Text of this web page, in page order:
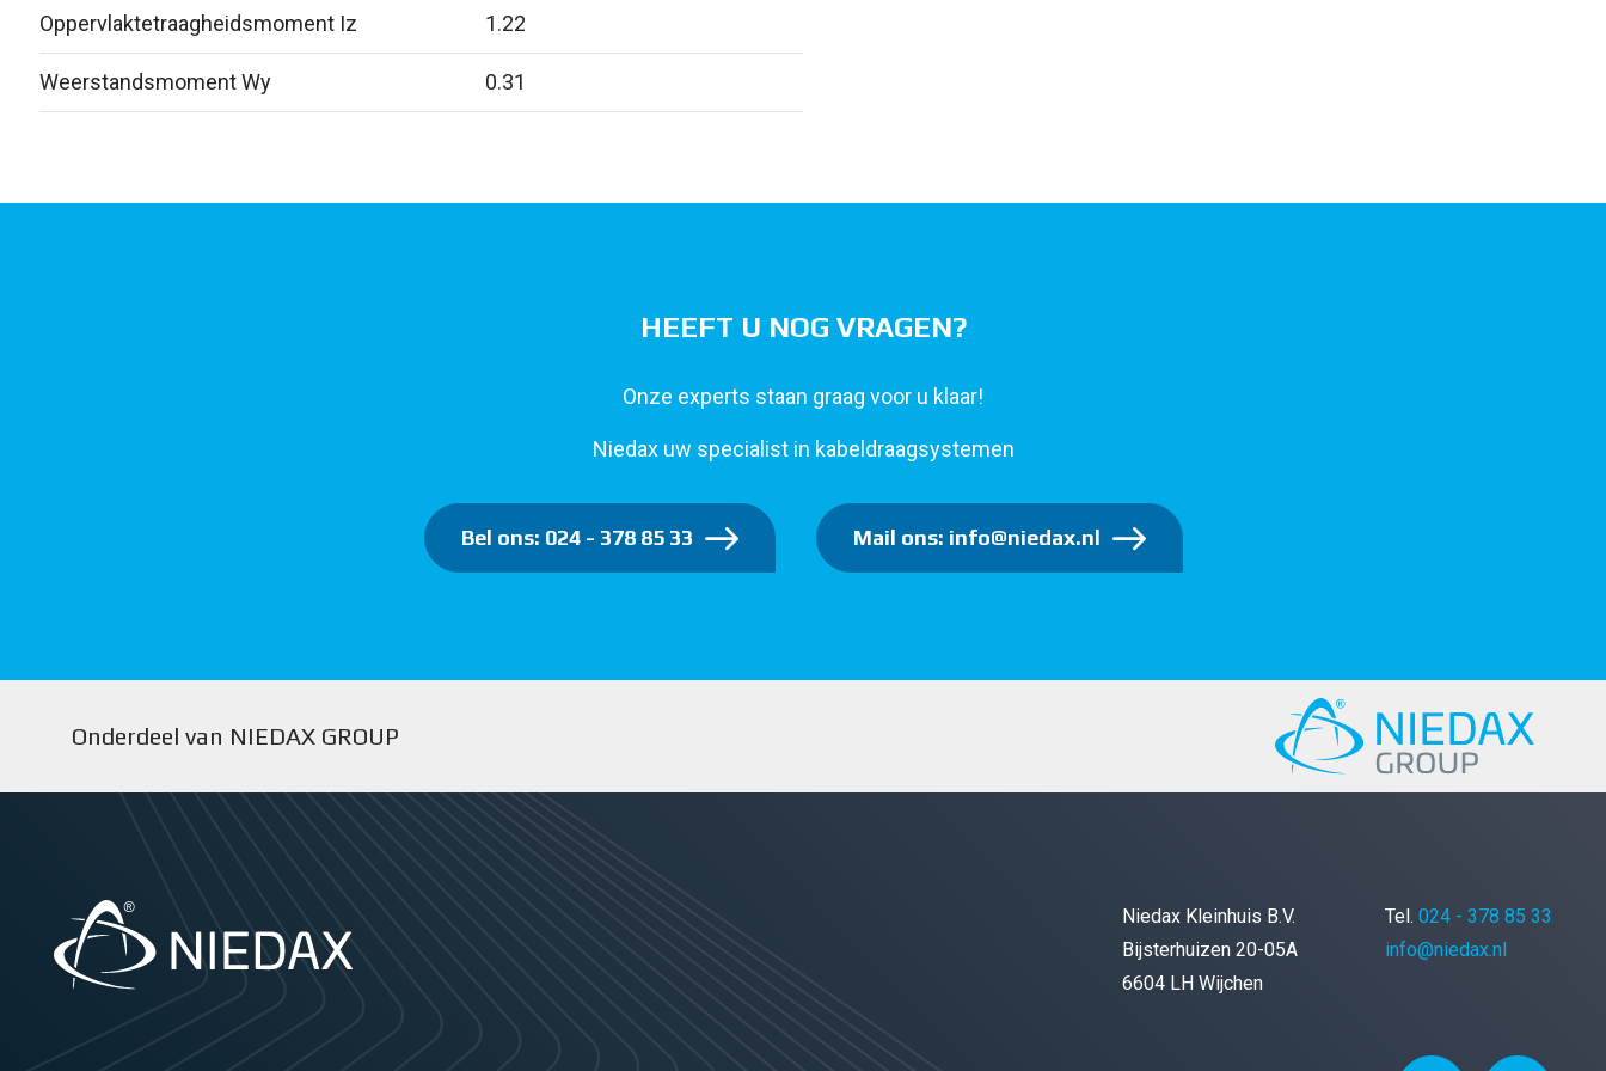
Oppervlaktetraagheidsmoment Iz 1.22
Weerstandsmoment Wy 0.31
HEEFT U NOG VRAGEN?
Onze experts staan graag voor u klaar!
Niedax uw specialist in kabeldraagsystemen
Bel ons: 024 - 378 85 33 Mail ons: info@niedax.nl
Onderdeel van NIEDAX GROUP
Niedax Kleinhuis B.V.
Bijsterhuizen 20-05A
6604 LH Wijchen
Tel. 024 - 378 85 33
info@niedax.nl